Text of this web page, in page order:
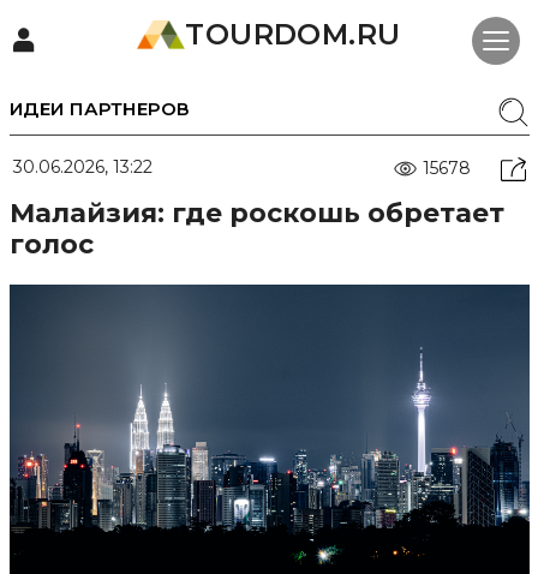
TOURDOM.RU
ИДЕИ ПАРТНЕРОВ
30.06.2026, 13:22 15678
Малайзия: где роскошь обретает
голос